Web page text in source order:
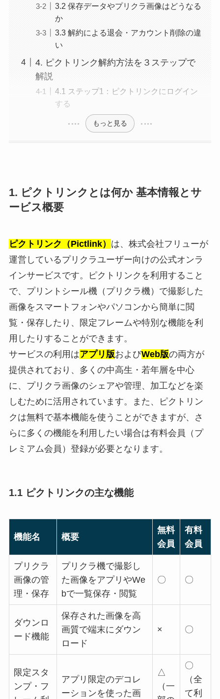
3.2 保存データやプリクラ画像はどうなる
か
3.3 解約による退会・アカウント削除の違
い
4. ピクトリンク解約方法を３ステップで
解説
4.1 ステップ1：ピクトリンクにログイン
する
もっと見る
1. ピクトリンクとは何か 基本情報とサ
ービス概要
ピクトリンク（Pictlink） は、株式会社フリューが
運営しているプリクラユーザー向けの公式オンラ
インサービスです。ピクトリンクを利用すること
で、プリントシール機（プリクラ機）で撮影した
画像をスマートフォンやパソコンから簡単に閲
覧・保存したり、限定フレームや特別な機能を利
用したりすることができます。
サービスの利用はアプリ版およびWeb版の両方が
提供されており、多くの中高生・若年層を中心
に、プリクラ画像のシェアや管理、加工などを楽
しむために活用されています。また、ピクトリン
クは無料で基本機能を使うことができますが、さ
らに多くの機能を利用したい場合は有料会員（プ
レミアム会員）登録が必要となります。
1.1 ピクトリンクの主な機能
機能名 概要
無料
会員
有料
会員
プリクラ
画像の管
理・保存
プリクラ機で撮影し
た画像をアプリやWe
bで一覧保存・閲覧
〇 〇
ダウンロ
ード機能
保存された画像を高
画質で端末にダウン
ロード
× 〇
限定スタ
ンプ・フ
アプリ限定のデコレ
ーションを使った画
△
（一
〇
（全
て利